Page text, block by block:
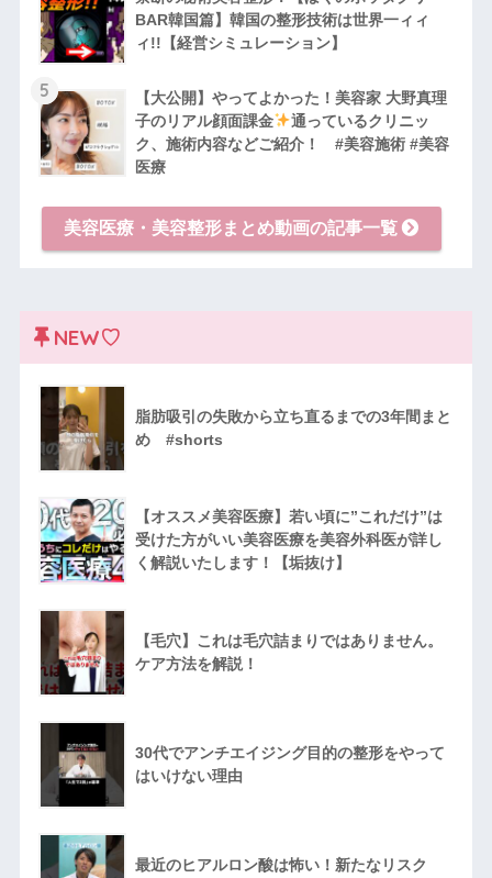
BAR韓国篇】韓国の整形技術は世界一ィィ
ィ!!【経営シミュレーション】
5
【大公開】やってよかった！美容家 大野真理
子のリアル顔面課金
通っているクリニッ
ク、施術内容などご紹介！ #美容施術 #美容
医療
美容医療・美容整形まとめ動画の記事一覧
NEW♡
脂肪吸引の失敗から立ち直るまでの3年間まと
め #shorts
【オススメ美容医療】若い頃に”これだけ”は
受けた方がいい美容医療を美容外科医が詳し
く解説いたします！【垢抜け】
【毛穴】これは毛穴詰まりではありません。
ケア方法を解説！
30代でアンチエイジング目的の整形をやって
はいけない理由
最近のヒアルロン酸は怖い！新たなリスク